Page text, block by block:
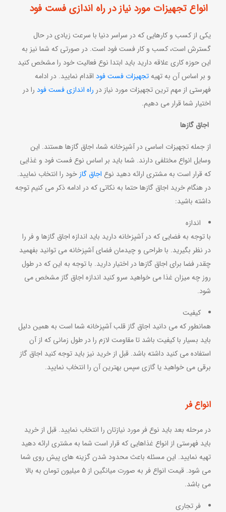
انواع تجهیزات مورد نیاز در راه اندازی فست فود
یکی از کسب و کارهایی که در سراسر دنیا با سرعت زیادی در حال
گسترش است، کسب و کار فست فود است. در صورتی که شما نیز به
این حوزه کاری علاقه دارید باید ابتدا نوع فعالیت خود را مشخص کنید
و بر اساس آن به تهیهتجهیزات فست فود اقدام نمایید. در ادامه
فهرستی از مهم ترین تجهیزات مورد نیاز در راه اندازی فست فود را در
اختیار شما قرار می دهیم.
اجاق گازها
از جمله تجهیزات اساسی در آشپزخانه شما، اجاق گازها هستند. این
وسایل انواع مختلفی دارند. شما باید بر اساس نوع فست فود و غذایی
که قرار است به مشتری ارائه دهید نوع اجاق گاز خود را انتخاب نمایید.
در هنگام خرید اجاق گازها حتما به نکاتی که در ادامه ذکر می کنیم توجه
داشته باشید:
اندازه
با توجه به فضایی که در آشپزخانه دارید باید اندازه اجاق گازها و فر را
در نظر بگیرید. با طراحی و چیدمان فضای آشپزخانه می توانید بفهمید
چقدر فضا برای اجاق گازها در اختیار دارید. با توجه به این که در طول
روز چه میزان غذا می خواهید سرو کنید اندازه اجاق گاز مشخص می
شود.
کیفیت
همانطور که می دانید اجاق گاز قلب آشپزخانه شما است به همین دلیل
باید بسیار با کیفیت باشد تا مقاومت لازم را در طول زمانی که از آن
استفاده می کنید داشته باشد. قبل از خرید نیز باید توجه کنید اجاق گاز
برقی می خواهید یا گازی سپس بهترین آن را انتخاب نمایید.
انواع فر
در مرحله بعد باید نوع فر مورد نیازتان را انتخاب نمایید. قبل از خرید
باید فهرستی از انواع غذاهایی که قرار است شما به مشتری ارائه دهید
تهیه نمایید. این مسئله باعث محدود شدن گزینه های پیش روی شما
می شود. قیمت انواع فر به صورت میانگین از 5 میلیون تومان به بالا
می باشد.
فر تجاری